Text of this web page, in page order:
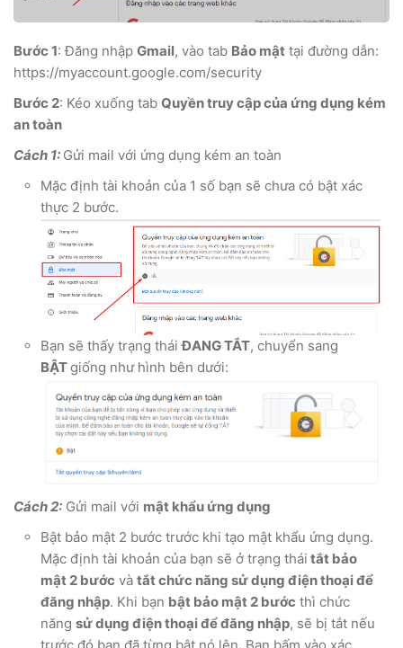
Bước 1: Đăng nhập Gmail, vào tab Bảo mật tại đường dẫn:
https://myaccount.google.com/security
Bước 2: Kéo xuống tab Quyền truy cập của ứng dụng kém
an toàn
Cách 1: Gửi mail với ứng dụng kém an toàn
Mặc định tài khoản của 1 số bạn sẽ chưa có bật xác
thực 2 bước.
Bạn sẽ thấy trạng tháiĐANG TẮT, chuyển sang
BẬTgiống như hình bên dưới:
Cách 2: Gửi mail với mật khẩu ứng dụng
Bật bảo mật 2 bước trước khi tạo mật khẩu ứng dụng.
Mặc định tài khoản của bạn sẽ ở trạng thái tắt bảo
mật 2 bước và tắt chức năng sử dụng điện thoại để
đăng nhập. Khi bạn bật bảo mật 2 bước thì chức
năng sử dụng điện thoại để đăng nhập, sẽ bị tắt nếu